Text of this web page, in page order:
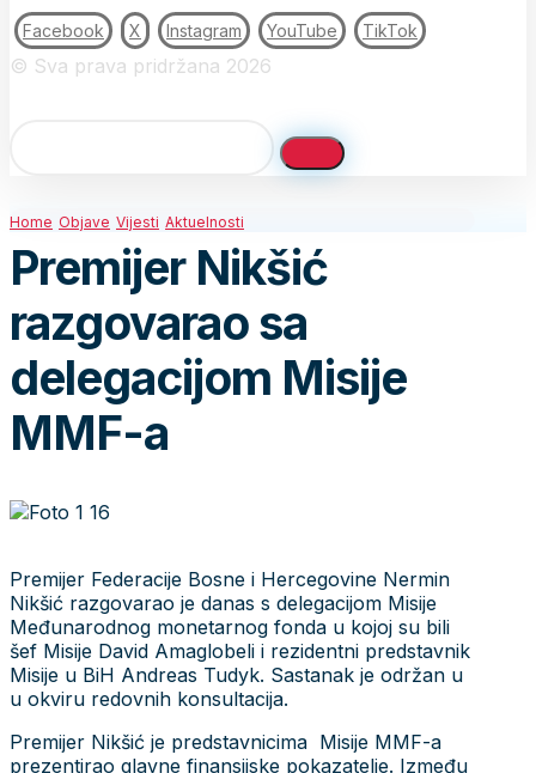
Facebook X Instagram YouTube TikTok
© Sva prava pridržana 2026
Home Objave Vijesti Aktuelnosti
Premijer Nikšić
razgovarao sa
delegacijom Misije
MMF-a
Premijer Federacije Bosne i Hercegovine Nermin
Nikšić razgovarao je danas s delegacijom Misije
Međunarodnog monetarnog fonda u kojoj su bili
šef Misije David Amaglobeli i rezidentni predstavnik
Misije u BiH Andreas Tudyk. Sastanak je održan u
u okviru redovnih konsultacija.
Premijer Nikšić je predstavnicima Misije MMF-a
prezentirao glavne finansijske pokazatelje. Između